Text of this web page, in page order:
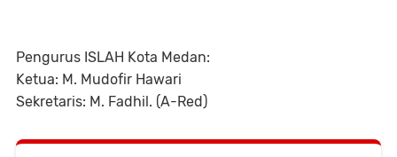
Pengurus ISLAH Kota Medan:
Ketua: M. Mudofir Hawari
Sekretaris: M. Fadhil. (A-Red)